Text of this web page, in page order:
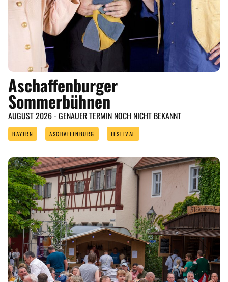
Aschaffenburger
Sommerbühnen
AUGUST 2026 - GENAUER TERMIN NOCH NICHT BEKANNT
BAYERN ASCHAFFENBURG FESTIVAL